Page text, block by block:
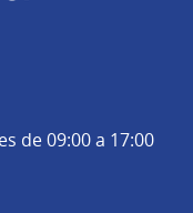
de 09:00 a 17:00